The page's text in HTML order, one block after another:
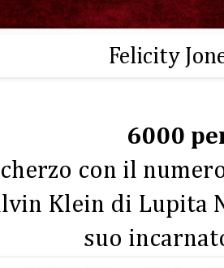
Felicity
6000
con il
Klein di Lupita
suo